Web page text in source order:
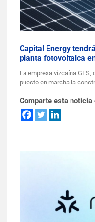
Capital Energy
planta fotovoltaica
La empresa vizcaína GES,
puesto en marcha la
Comparte esta noticia